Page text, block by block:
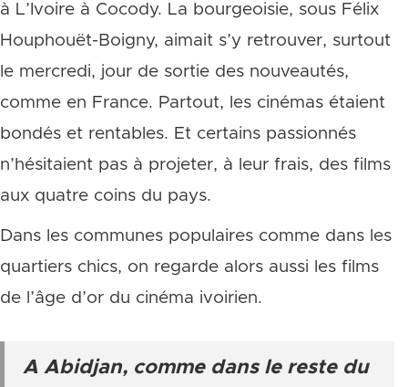
à L’Ivoire à Cocody. La bourgeoisie, sous Félix
Houphouët-Boigny, aimait s’y retrouver, surtout
le mercredi, jour de sortie des nouveautés,
comme en France. Partout, les cinémas étaient
bondés et rentables. Et certains passionnés
n’hésitaient pas à projeter, à leur frais, des films
aux quatre coins du pays.
Dans les communes populaires comme dans les
quartiers chics, on regarde alors aussi les films
de l’âge d’or du cinéma ivoirien.
A Abidjan, comme dans le reste du